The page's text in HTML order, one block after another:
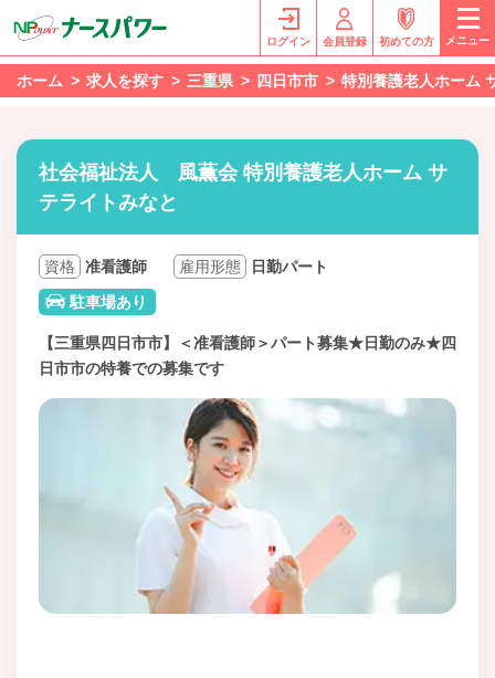
ログイン 会員登録 初めての方 メニュー
ホーム 求人を探す 三重県 四日市市 特別養護老人ホーム
社会福祉法人 風薫会 特別養護老人ホーム サ
テライトみなと
資格 准看護師 雇用形態
日勤パート
駐車場あり
【三重県四日市市】＜准看護師＞パート募集★日勤のみ★四
日市市の特養での募集です